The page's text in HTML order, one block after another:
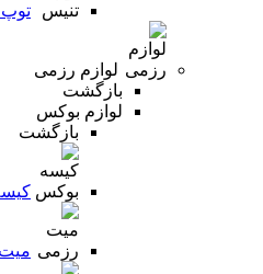
لوازم رزمی
بازگشت
لوازم بوکس
بازگشت